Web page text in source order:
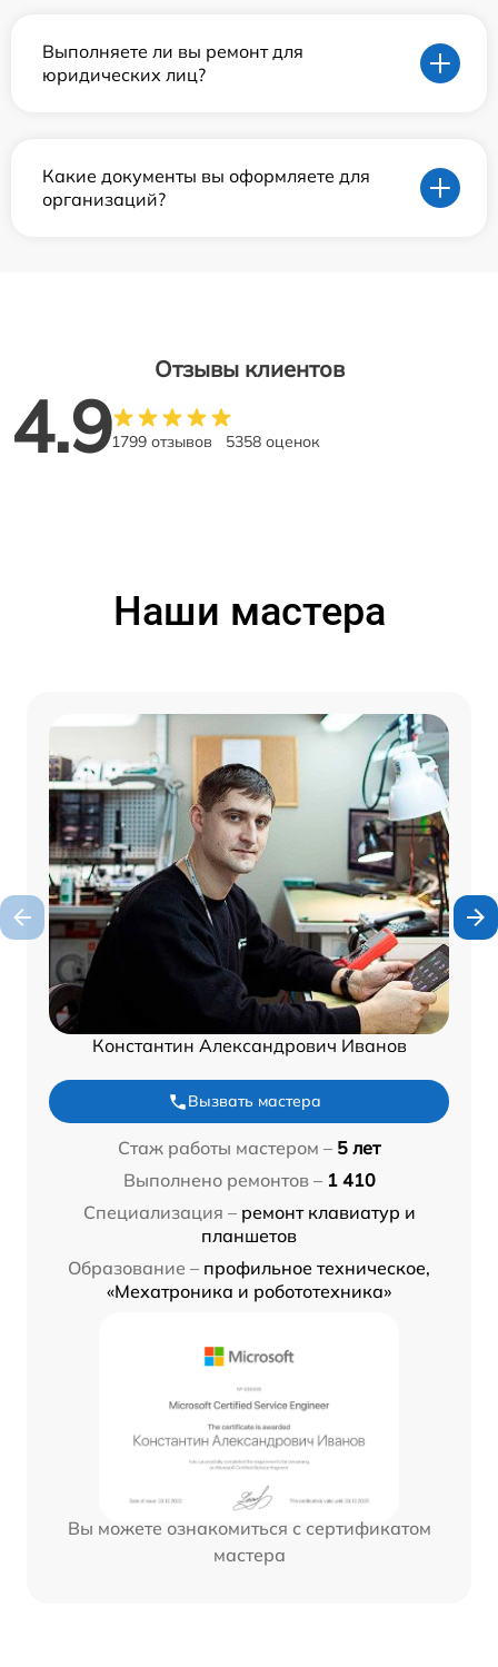
Выполняете ли вы ремонт для
юридических лиц?
Какие документы вы оформляете для
организаций?
Отзывы клиентов
4.91799 отзывов 5358 оценок
Наши мастера
Константин Александрович Иванов
Вызвать мастера
Стаж работы мастером – 5 лет
Выполнено ремонтов – 1 410
Специализация – ремонт клавиатур и
планшетов
Образование – профильное техническое,
«Мехатроника и робототехника»
Вы можете ознакомиться с сертификатом
мастера